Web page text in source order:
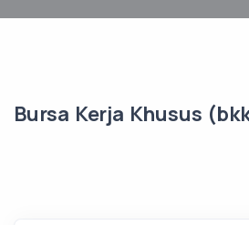
Bursa Kerja Khusus